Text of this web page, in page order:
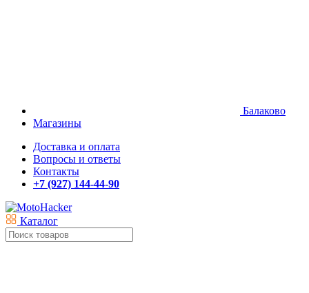
Балаково
Магазины
Доставка и оплата
Вопросы и ответы
Контакты
+7 (927) 144-44-90
Каталог